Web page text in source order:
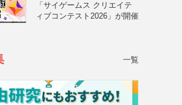
「サイゲームス クリエイテ
ィブコンテスト2026」が開催
一覧